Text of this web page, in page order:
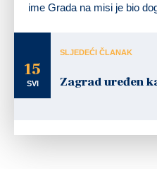
ime Grada na misi je bio
15
SVI
SLJEDEĆI ČLANAK
Zagrad uređen